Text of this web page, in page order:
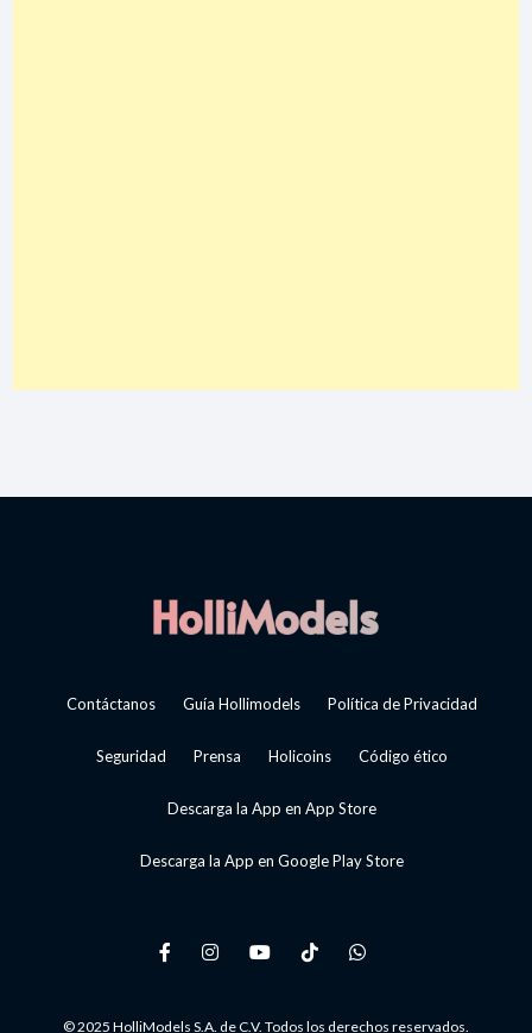
Contáctanos Guía Hollimodels Política de Privacidad
Seguridad Prensa Holicoins Código ético
Descarga la App en App Store
Descarga la App en Google Play Store
© 2025 HolliModels S.A. de C.V. Todos los derechos reservados.